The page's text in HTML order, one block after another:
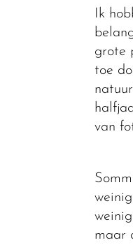
Ik
grote
toe
van
maar